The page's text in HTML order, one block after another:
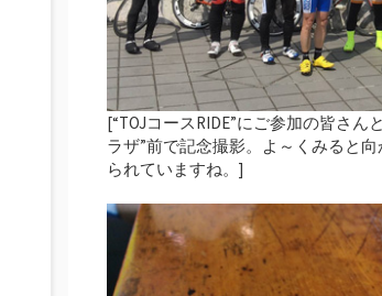
[“TOJコースRIDE”にご参加の皆さ
ラザ”前で記念撮影。よ～くみると
られていますね。]